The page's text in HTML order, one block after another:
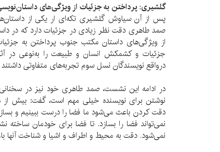
گلشیری: پرداختن به جزئیات از ویژگی‌های
پس از آن سیاوش گلشیری تکه‌ای ار یکی از
صمد طاهری دقت نظر زیادی در جزئیات دارد که
از ویژگی‌های داستان مکتب جنوب پرداختن به
جزئیات و کشمکش انسان و طبیعت را به‌نوعی در
درواقع نویسندگان نسل سوم تجربه‌های متفاوتی
در ادامه این نشست، صمد طاهری خود نیز در سخنانی
نوشتن برای نویسنده خیلی مهم است، گفت: بیش
دقت کردن باعث می‌شود ما فضا را درست ببینیم و
نمی‌تواند فضا را بسازد. تا فضا برای خودمان ساخته
نمی‌شود. دقت به محیط و اطراف و اشیا و شناخت آنها